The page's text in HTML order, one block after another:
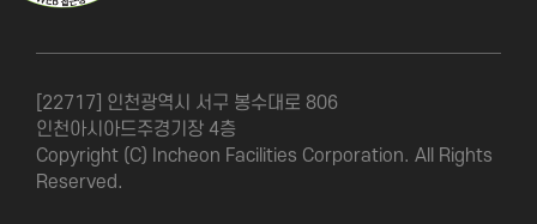
[22717] 인천광역시 서구 봉수대로 806
인천아시아드주경기장 4층
Copyright (C) Incheon Facilities Corporation. All Rights
Reserved.